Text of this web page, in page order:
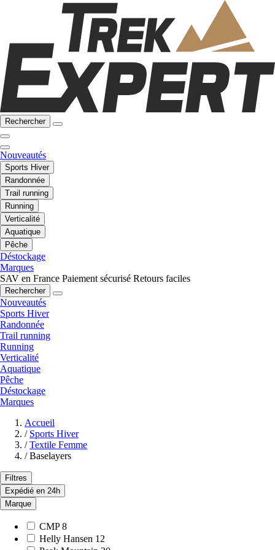
Rechercher
Nouveautés
Sports Hiver
Randonnée
Trail running
Running
Verticalité
Aquatique
Pêche
Déstockage
Marques
SAV en France Paiement sécurisé Retours faciles
Rechercher
Nouveautés
Sports Hiver
Randonnée
Trail running
Running
Verticalité
Aquatique
Pêche
Déstockage
Marques
Accueil
/ Sports Hiver
/ Textile Femme
/ Baselayers
Filtres
Expédié en 24h
Marque
CMP 8
Helly Hansen 12